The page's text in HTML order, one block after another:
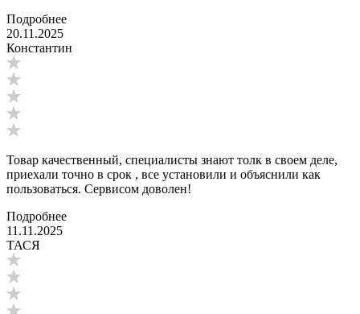
Подробнее
20.11.2025
Константин
Товар качественный, специалисты знают толк в своем деле,
приехали точно в срок , все установили и объяснили как
пользоваться. Сервисом доволен!
Подробнее
11.11.2025
ТАСЯ